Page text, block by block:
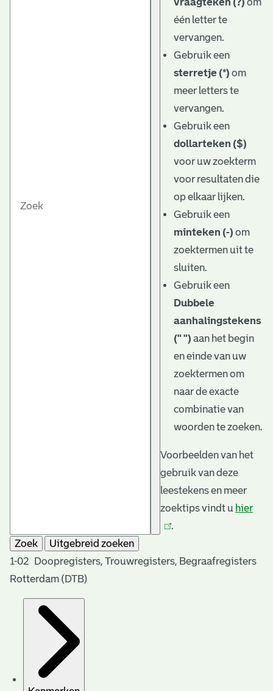
één letter te
vervangen.
Gebruik een
sterretje (*) om
meer letters te
vervangen.
Gebruik een
dollarteken ($)
voor uw zoekterm
voor resultaten die
op elkaar lijken.
Gebruik een
minteken (-) om
zoektermen uit te
sluiten.
Gebruik een
Dubbele
aanhalingstekens
(" ") aan het begin
en einde van uw
zoektermen om
naar de exacte
combinatie van
woorden te zoeken.
Voorbeelden van het
gebruik van deze
leestekens en meer
zoektips vindt u hier
.
Zoek
Uitgebreid zoeken
1-02 Doopregisters, Trouwregisters, Begraafregisters
Rotterdam (DTB)